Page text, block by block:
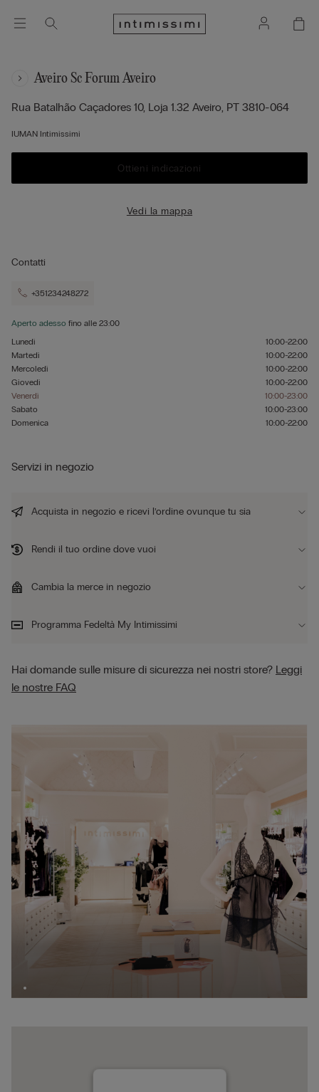
Aveiro Sc Forum Aveiro
Rua Batalhão Caçadores 10, Loja 1.32 Aveiro, PT 3810-064
IUMAN Intimissimi
Ottieni indicazioni
Vedi la mappa
Contatti
+351234248272
Aperto adesso fino alle 23:00
Lunedì
10:00-22:00
Martedì
10:00-22:00
Mercoledì
10:00-22:00
Giovedì
10:00-22:00
Venerdì
10:00-23:00
Sabato
10:00-23:00
Domenica
10:00-22:00
Servizi in negozio
Acquista in negozio e ricevi l’ordine ovunque tu sia
Rendi il tuo ordine dove vuoi
Cambia la merce in negozio
Programma Fedeltà My Intimissimi
Hai domande sulle misure di sicurezza nei nostri store? Leggi
le nostre FAQ